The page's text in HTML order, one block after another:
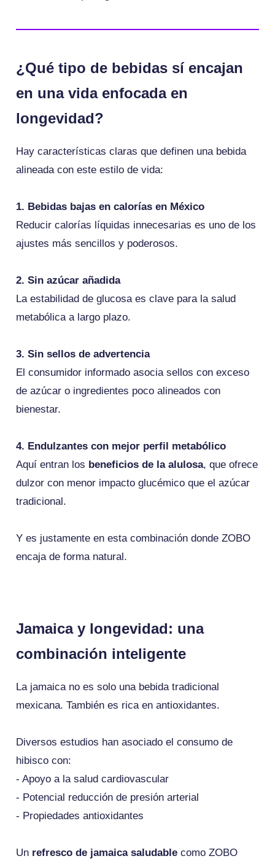
¿Qué tipo de bebidas sí encajan
en una vida enfocada en
longevidad?
Hay características claras que definen una bebida
alineada con este estilo de vida:
1. Bebidas bajas en calorías en México
Reducir calorías líquidas innecesarias es uno de los
ajustes más sencillos y poderosos.
2. Sin azúcar añadida
La estabilidad de glucosa es clave para la salud
metabólica a largo plazo.
3. Sin sellos de advertencia
El consumidor informado asocia sellos con exceso
de azúcar o ingredientes poco alineados con
bienestar.
4. Endulzantes con mejor perfil metabólico
Aquí entran los beneficios de la alulosa, que ofrece
dulzor con menor impacto glucémico que el azúcar
tradicional.
Y es justamente en esta combinación donde ZOBO
encaja de forma natural.
Jamaica y longevidad: una
combinación inteligente
La jamaica no es solo una bebida tradicional
mexicana. También es rica en antioxidantes.
Diversos estudios han asociado el consumo de
hibisco con:
- Apoyo a la salud cardiovascular
- Potencial reducción de presión arterial
- Propiedades antioxidantes
Un refresco de jamaica saludable como ZOBO